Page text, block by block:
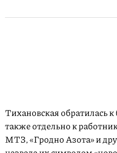
Тихановская обратилась
также отдельно к
МТЗ, «Гродно Азота» и